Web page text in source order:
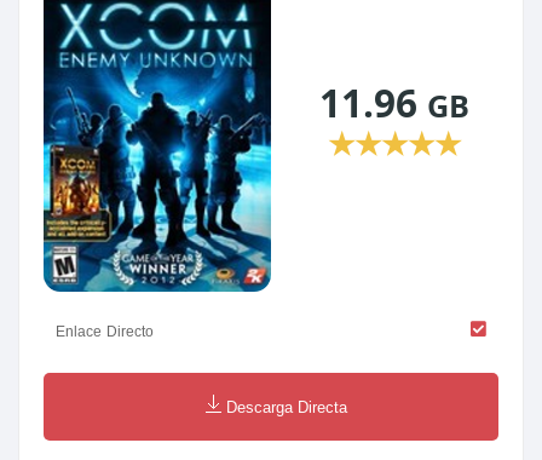
11.96 GB
★★★★★
Enlace Directo
Descarga Directa